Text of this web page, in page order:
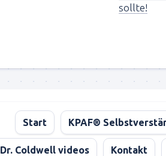
sollte!
Start KPAF®
Dr. Coldwell videos Kontakt